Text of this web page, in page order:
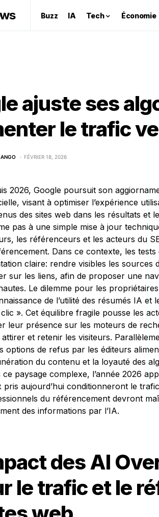
Buzz IA Tech Économie
ajuste ses
le trafic
FÉVRIER 18, 2026
2026, Google poursuit son
visant à optimiser l’expérience
des sites web dans les résultats et
pas à une simple mise à jour
les référenceurs et les acteurs du
Dans ce contexte, les
claire: rendre visibles les sources
sur les liens, afin de proposer une
Le dilemme pour les
de l’utilité des résumés IA et
». Cet équilibre fragile pousse les
leur présence sur les moteurs de
et retenir les visiteurs.
options de refus par les éditeurs
du contenu et la loyauté des
ce paysage complexe, l’année 2026
pris aujourd’hui conditionneront le
du référencement devront
des informations par l’IA.
des AI
le trafic et le